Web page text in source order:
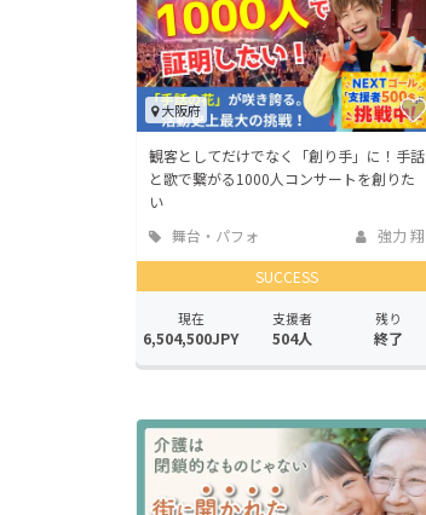
大阪府
観客としてだけでなく「創り手」に！手話
と歌で繋がる1000人コンサートを創りた
い
舞台・パフォ
ーマンス
強力 翔
SUCCESS
現在
6,504,500JPY
支援者
504人
残り
終了